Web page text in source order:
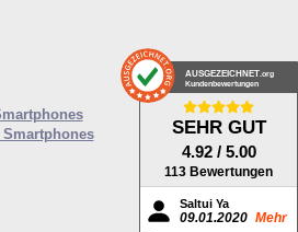
AUSGEZEICHNET .org
Kundenbewertungen
SEHR GUT
4.92 / 5.00
113 Bewertungen
Saltui Ya
09.01.2020 Mehr